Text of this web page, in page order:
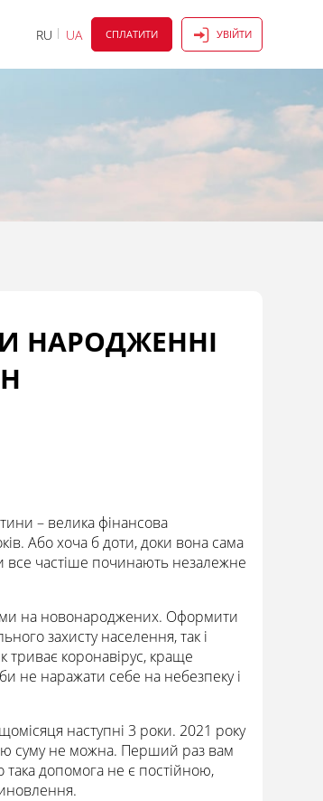
RU UA СПЛАТИТИ УВІЙТИ
НАРОДЖЕННІ
– велика фінансова
Або хоча б доти, доки вона сама
все частіше починають незалежне
на новонароджених. Оформити
захисту населення, так і
триває коронавірус, краще
не наражати себе на небезпеку і
наступні 3 роки. 2021 року
суму не можна. Перший раз вам
допомога не є постійною,